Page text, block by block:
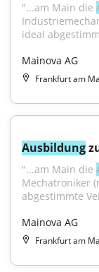
"...am Main die
ideal
Mainova AG
Frankfurt am
Ausbildung
"...am Main die
Mechatroniker
abgestimmte
Mainova AG
Frankfurt am